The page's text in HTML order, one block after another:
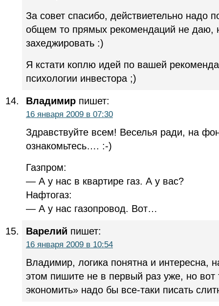
За совет спасибо, действиетельно надо
общем то прямых рекомендаций не даю,
захеджировать :)
Я кстати коплю идей по вашей
психологии инвестора ;)
Владимир пишет:
16 января 2009 в 07:30
Здравствуйте всем! Веселья ради, на
ознакомьтесь…. :-)
Газпром:
— А у нас в квартире газ. А у вас?
Нафтогаз:
— А у нас газопровод. Вот…
Варелий пишет:
16 января 2009 в 10:54
Владимир, логика понятна и интересна,
этом пишите не в первый раз уже, но вот
экономить» надо бы все-таки писать